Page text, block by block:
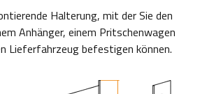
Halterung, mit der Sie den
Anhänger, einem Pritschenwagen
Lieferfahrzeug befestigen können.